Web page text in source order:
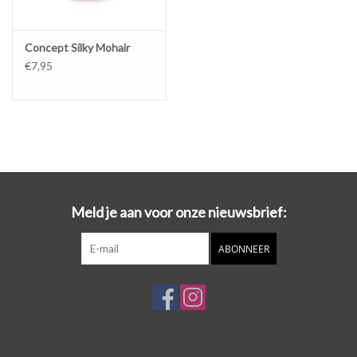
Concept Silky Mohair
€7,95
Meld je aan voor onze nieuwsbrief:
ABONNEER